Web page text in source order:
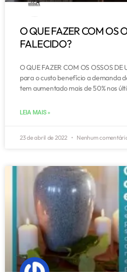
O QUE FAZER COM OS
FALECIDO?
O QUE FAZER COM OS OSSOS
para o custo benefício a demanda
tem aumentado mais de 50% nos
LEIA MAIS »
23 de abril de 2022 Nenhum